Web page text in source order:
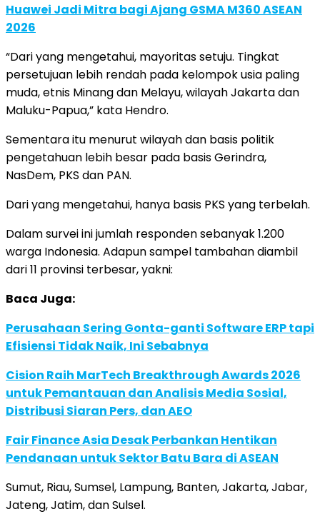
Huawei Jadi Mitra bagi Ajang GSMA M360 ASEAN
2026
“Dari yang mengetahui, mayoritas setuju. Tingkat
persetujuan lebih rendah pada kelompok usia paling
muda, etnis Minang dan Melayu, wilayah Jakarta dan
Maluku-Papua,” kata Hendro.
Sementara itu menurut wilayah dan basis politik
pengetahuan lebih besar pada basis Gerindra,
NasDem, PKS dan PAN.
Dari yang mengetahui, hanya basis PKS yang terbelah.
Dalam survei ini jumlah responden sebanyak 1.200
warga Indonesia. Adapun sampel tambahan diambil
dari 11 provinsi terbesar, yakni:
Baca Juga:
Perusahaan Sering Gonta-ganti Software ERP tapi
Efisiensi Tidak Naik, Ini Sebabnya
Cision Raih MarTech Breakthrough Awards 2026
untuk Pemantauan dan Analisis Media Sosial,
Distribusi Siaran Pers, dan AEO
Fair Finance Asia Desak Perbankan Hentikan
Pendanaan untuk Sektor Batu Bara di ASEAN
Sumut, Riau, Sumsel, Lampung, Banten, Jakarta, Jabar,
Jateng, Jatim, dan Sulsel.